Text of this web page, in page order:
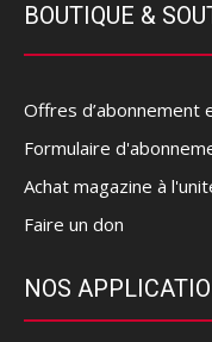
BOUTIQUE &
Offres d’abonnement
Formulaire
Achat magazine à
Faire un don
NOS